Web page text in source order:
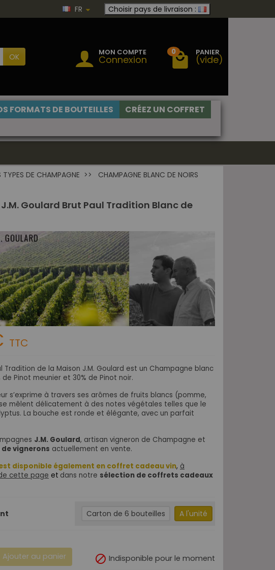
FR Choisir pays de livraison :
OK MON COMPTE
Connexion
0 PANIER
(vide)
FORMATS DE BOUTEILLES
CRÉEZ UN COFFRET
TYPES DE CHAMPAGNE
CHAMPAGNE BLANC DE NOIRS
Goulard Brut Paul Tradition Blanc de
TTC
Tradition de la Maison J.M. Goulard est un Champagne blanc
de Pinot meunier et 30% de Pinot noir.
s’exprime à travers ses arômes de fruits blancs (pomme,
mêlent délicatement à des notes végétales telles que le
La bouche est ronde et élégante, avec un parfait
J.M. Goulard, artisan vigneron de Champagne et
vignerons actuellement en vente.
disponible également en coffret cadeau vin, à
cette page et dans notre sélection de coffrets cadeaux
Carton de 6 bouteilles A l'unité
Ajouter au panier  Indisponible pour le moment